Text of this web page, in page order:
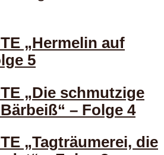
„Hermelin auf
5
„Die schmutzige
– Folge 4
„Tagträumerei, die